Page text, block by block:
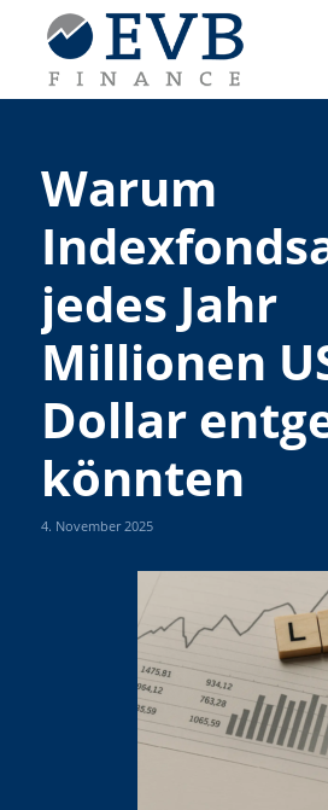
Warum
jedes Jahr
Millionen
Dollar
könnten
4. November 2025